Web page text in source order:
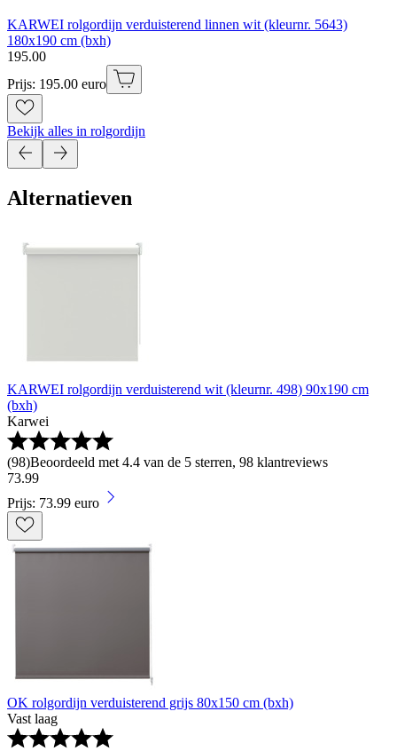
KARWEI rolgordijn verduisterend linnen wit (kleurnr. 5643)
180x190 cm (bxh)
195.00
Prijs: 195.00 euro
Bekijk alles in rolgordijn
Alternatieven
KARWEI rolgordijn verduisterend wit (kleurnr. 498) 90x190 cm
(bxh)
Karwei
(98)Beoordeeld met 4.4 van de 5 sterren, 98 klantreviews
73.99
Prijs: 73.99 euro
OK rolgordijn verduisterend grijs 80x150 cm (bxh)
Vast laag